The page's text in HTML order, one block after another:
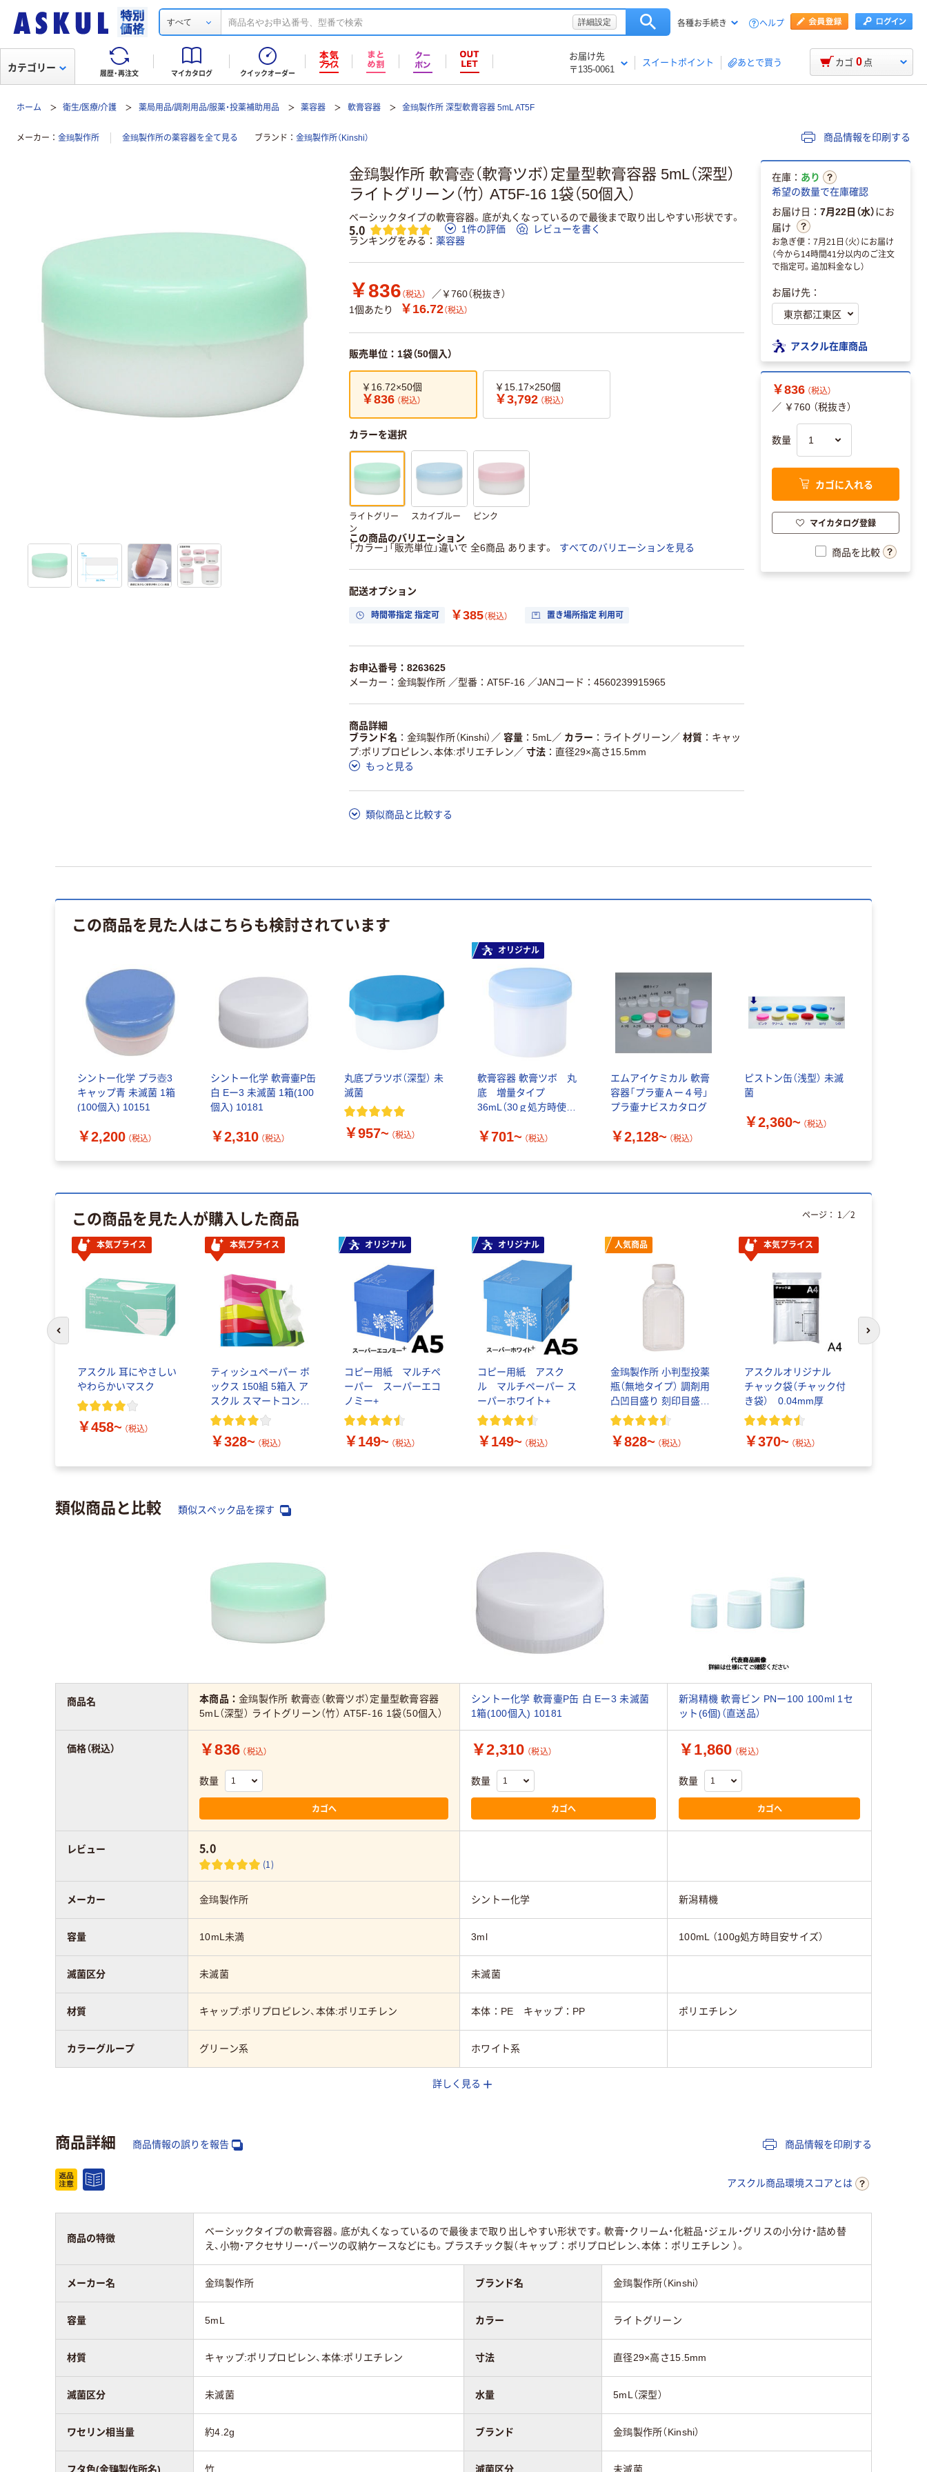
すべて 詳細設定 各種お手続き ヘルプ
履歴・再注文 マイカタログ クイックオーダー
お届け先
〒135-0061
スイートポイント あとで買う
カテゴリー カゴ 0 点
ホーム 衛生/医療/介護 薬局用品/調剤用品/服薬・投薬補助用品 薬容器 軟膏容器 金鵄製作所 深型軟膏容器 5mL AT5F
メーカー 金鵄製作所 金鵄製作所の薬容器を全て見る ブランド 金鵄製作所（Kinshi） 商品情報を印刷する
金鵄製作所 軟膏壺（軟膏ツボ）定量型軟膏容器 5mL（深型）
ライトグリーン（竹） AT5F-16 1袋（50個入）
ベーシックタイプの軟膏容器。底が丸くなっているので最後まで取り出しやすい形状です。
5.0 1件の評価
レビューを書く
ランキングをみる
薬容器
￥836 （税込）
／￥760（税抜き）
1個あたり
￥16.72（税込）
販売単位：1袋（50個入）
￥16.72×50個
￥836 （税込）
￥15.17×250個
￥3,792 （税込）
カラーを選択
ライトグリー
ン
スカイブルー ピンク
この商品のバリエーション
「カラー」「販売単位」違いで 全6商品 あります。
すべてのバリエーションを見る
配送オプション
時間帯指定 指定可 ￥385（税込） 置き場所指定 利用可
お申込番号：8263625
メーカー：金鵄製作所 ／型番：AT5F-16 ／JANコード：4560239915965
商品詳細
ブランド名
金鵄製作所（Kinshi） ／ 容量 5mL ／ カラー ライトグリーン ／ 材質
キャッ
プ:ポリプロピレン、本体:ポリエチレン ／ 寸法
直径29×高さ15.5mm
もっと見る
類似商品と比較する
在庫： あり
希望の数量で在庫確認
お届け日： 7月22日（水）にお
届け
お急ぎ便：7月21日（火）にお届け
（今から14時間41分以内のご注文
で指定可。追加料金なし）
お届け先：
アスクル在庫商品
￥836 （税込）
／ ￥760 （税抜き）
数量
カゴに入れる
マイカタログ登録
商品を比較
この商品を見た人はこちらも検討されています
シントー化学 プラ壺3
キャップ青 未滅菌 1箱
(100個入) 10151
￥2,200 （税込）
シントー化学 軟膏壷P缶
白 Eー3 未滅菌 1箱(100
個入) 10181
￥2,310 （税込）
丸底プラツボ（深型） 未
滅菌
￥957~ （税込）
オリジナル
軟膏容器 軟膏ツボ 丸
底 増量タイプ
36mL（30ｇ処方時使用
￥701~ （税込）
エムアイケミカル 軟膏
容器「プラ壷Ａー４号」
プラ壷ナビスカタログ
￥2,128~ （税込）
ピストン缶（浅型） 未滅
菌
￥2,360~ （税込）
この商品を見た人が購入した商品
本気プライス
アスクル 耳にやさしい
やわらかいマスク
￥458~ （税込）
本気プライス
ティッシュペーパー ボ
ックス 150組 5箱入 ア
スクル スマートコンパ
クト ビビッド PEFC認
￥328~ （税込）
オリジナル
コピー用紙 マルチペ
ーパー スーパーエコ
ノミー+
￥149~ （税込）
オリジナル
コピー用紙 アスク
ル マルチペーパー ス
ーパーホワイト+
￥149~ （税込）
人気商品
金鵄製作所 小判型投薬
瓶（無地タイプ） 調剤用
凸凹目盛り 刻印目盛り
キャップ色:白 未滅菌
￥828~ （税込）
本気プライス
アスクルオリジナル
チャック袋（チャック付
き袋） 0.04mm厚
￥370~ （税込）
ページ： 1／2
前のスライドへ 次のスライド
類似商品と比較 類似スペック品を探す
商品名 本商品：金鵄製作所 軟膏壺（軟膏ツボ）定量型軟膏容器
5mL（深型） ライトグリーン（竹） AT5F-16 1袋（50個入）
シントー化学 軟膏壷P缶 白 Eー3 未滅菌
1箱(100個入) 10181
新潟精機 軟膏ビン PNー100 100ml 1セ
ット(6個)（直送品）
価格（税込） ￥836 （税込）
数量
カゴへ
￥2,310 （税込）
数量
カゴへ
￥1,860 （税込）
数量
カゴへ
レビュー 5.0
(1)
メーカー 金鵄製作所 シントー化学 新潟精機
容量 10mL未満 3ml 100mL （100g処方時目安サイズ）
滅菌区分 未滅菌 未滅菌
材質 キャップ:ポリプロピレン、本体:ポリエチレン 本体：PE キャップ：PP ポリエチレン
カラーグループ グリーン系 ホワイト系
詳しく見る
商品詳細 商品情報の誤りを報告 商品情報を印刷する
アスクル商品環境スコアとは
商品の特徴
ベーシックタイプの軟膏容器。底が丸くなっているので最後まで取り出しやすい形状です。軟膏・クリーム・化粧品・ジェル・グリスの小分け・詰め替
え、小物・アクセサリー・パーツの収納ケースなどにも。プラスチック製（キャップ：ポリプロピレン、本体：ポリエチレン ）。
メーカー名 金鵄製作所 ブランド名 金鵄製作所（Kinshi）
容量 5mL カラー ライトグリーン
材質 キャップ:ポリプロピレン、本体:ポリエチレン 寸法 直径29×高さ15.5mm
滅菌区分 未滅菌 水量 5mL（深型）
ワセリン相当量 約4.2g ブランド 金鵄製作所（Kinshi）
フタ色(金鵄製作所名) 竹 滅菌区分 未滅菌